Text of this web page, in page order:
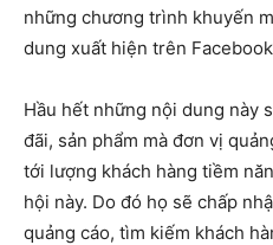
những chương trình khuyến
dung xuất hiện trên
Hầu hết những nội dung này
đãi, sản phẩm mà đơn vị
tới lượng khách hàng tiềm
hội này. Do đó họ sẽ chấp
quảng cáo, tìm kiếm khách